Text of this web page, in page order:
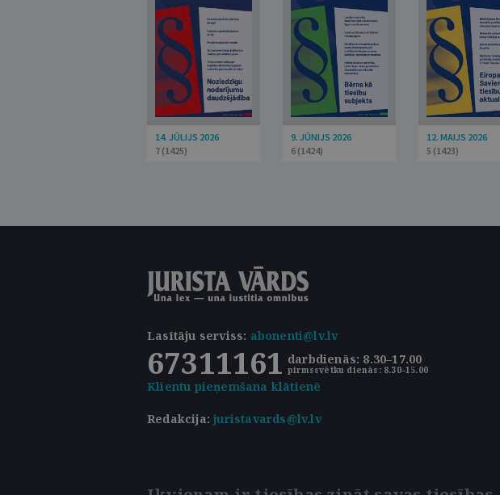
14. JŪLIJS 2026
7 (1425)
9. JŪNIJS 2026
6 (1424)
12. MAIJS 2026
5 (1423)
Lasītāju serviss: abonenti@lv.lv
67311161 darbdienās: 8.30–17.00
pirmssvētku dienās: 8.30–15.00
Klientu pieņemšana klātienē
Redakcija:juristavards@lv.lv